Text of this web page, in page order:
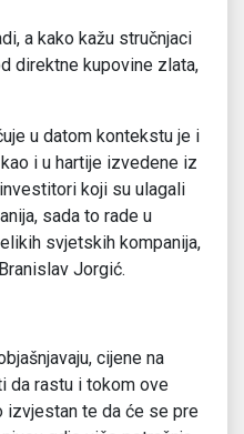
a kako kažu stručnjaci
direktne kupovine zlata,
u datom kontekstu je i
i u hartije izvedene iz
koji su ulagali
sada to rade u
svjetskih kompanija,
Jorgić.
cijene na
da rastu i tokom ove
izvjestan te da će se pre